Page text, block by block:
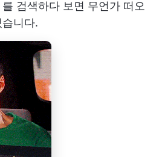
를 검색하다 보면 무언가 떠오
니다.